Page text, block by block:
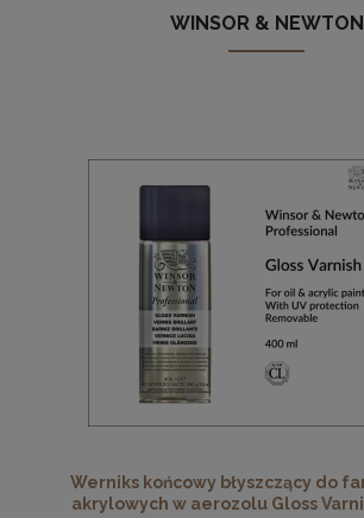
WINSOR & NEWTON
Werniks końcowy błyszczący do
akrylowych w aerozolu Gloss